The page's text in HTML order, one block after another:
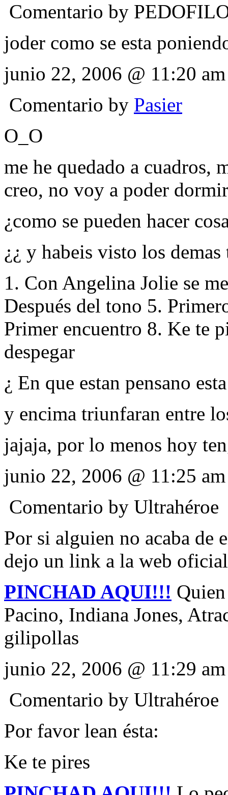
Comentario by
joder como se esta
junio 22, 2006 @ 11:20 am
Comentario by Pasier
O_O
me he quedado a cuadros,
creo, no voy a poder
¿como se pueden hacer
¿¿ y habeis visto los demas
1. Con Angelina Jolie se
Después del tono 5.
Primer encuentro 8. Ke te
despegar
¿ En que estan pensano
y encima triunfaran entre
jajaja, por lo menos hoy
junio 22, 2006 @ 11:25 am
Comentario by Ultrahéroe
Por si alguien no acaba de
dejo un link a la web
PINCHAD AQUI!!!
Pacino, Indiana Jones,
gilipollas
junio 22, 2006 @ 11:29 am
Comentario by Ultrahéroe
Por favor lean ésta:
Ke te pires